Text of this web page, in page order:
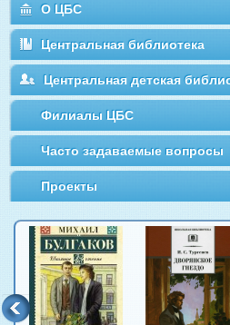
О ЦБС
Центральная библиотека
Центральная детская
Филиалы ЦБС
Часто задаваемые вопросы
Проекты